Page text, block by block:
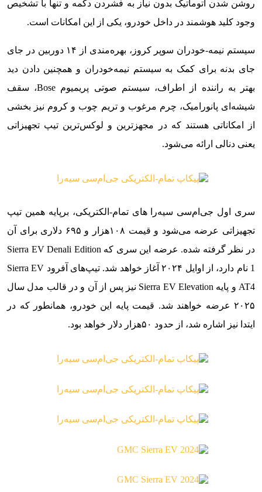
روشن شدن اتوماتیک بدون نیاز به فشردن دکمه و تنها با تشخیص
وجود کلید هوشمند در داخل خودرو، یکی از این امکانات است.
سیستم نیمه-خودران سوپر کروز، بهره‌مندی از ۱۴ دوربین در جای
جای بدنه برای کمک به سیستم نیمه‌خودران و همچنین دادن دید
بهتر به راننده از اطراف، سیستم صوتی پریمیوم Bose، سقف
شیشه‌ای پانورامیک، چرم مرغوب و تریم چوب و کروم نیز بخشی
از امکاناتی هستند که در مجهزترین و لوکس‌ترین تیپ تجهیزاتی
یعنی دنالی ارائه می‌شود.
سری اول جی‌ام‌سی سیه‌را های تمام-الکتریکی، برپایه همین تیپ
تجهیزاتی عرضه می‌شود و قیمت ۱۰۸هزار و ۶۹۵ دلاری برای آن
در نظر گرفته شده. عرضه این سری که Sierra EV Denali Edition
1 نام دارد، از اوایل ۲۰۲۴ آغاز خواهد شد. تیپ‌های آفرود Sierra EV
AT4 و پایه Sierra EV Elevation نیز پس از آن و در قالب مدل سال
۲۰۲۵ عرضه خواهند شد. قیمت پایه این خودرو، همانطور که در
ایتدا نیز اشاره شد، از حدود ۵۰هزار دلار خواهد بود.